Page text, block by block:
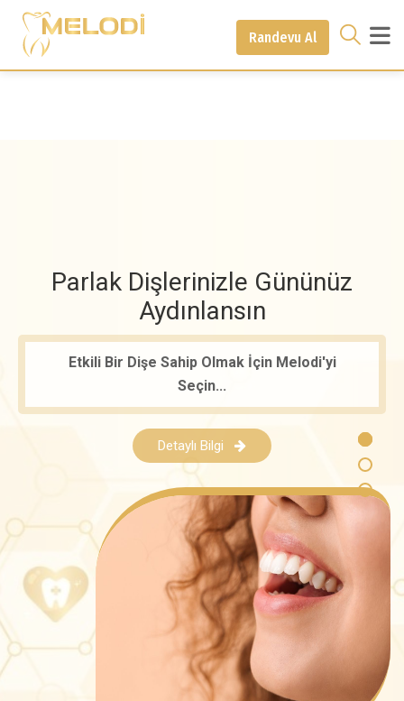
Randevu Al
Parlak Dişlerinizle Gününüz
Aydınlansın
Etkili Bir Dişe Sahip Olmak İçin Melodi'yi
Seçin...
Detaylı Bilgi